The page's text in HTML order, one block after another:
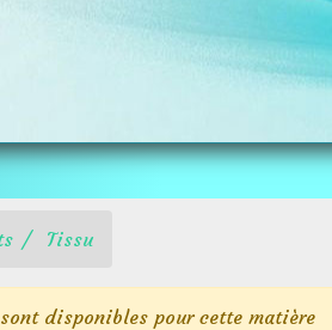
Tissu
disponibles pour cette matière